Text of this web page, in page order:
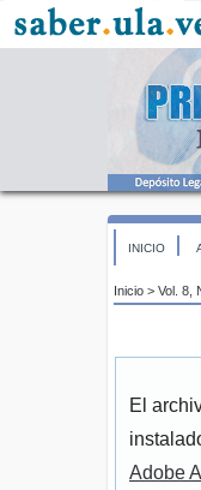
INICIO
Inicio > Vol. 8,
El
Adobe